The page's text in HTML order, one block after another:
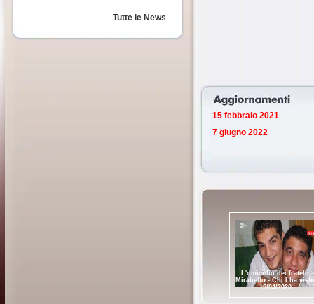
Tutte le News
15 febbraio 2021
7 giugno 2022
L'omicidio dei fratelli
Mirabello - Chi l ha visto
15/04/2020